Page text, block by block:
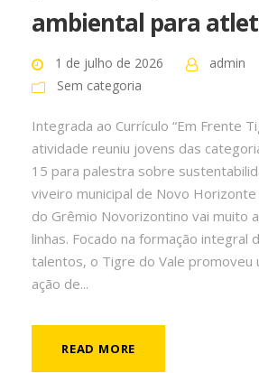
ambiental para
1 de julho de 2026
admin
Sem categoria
Integrada ao Currículo “Em Frente
atividade reuniu jovens das
15 para palestra sobre
viveiro municipal de Novo
do Grêmio Novorizontino vai muito
linhas. Focado na formação integral
talentos, o Tigre do Vale promoveu
ação de...
READ MORE